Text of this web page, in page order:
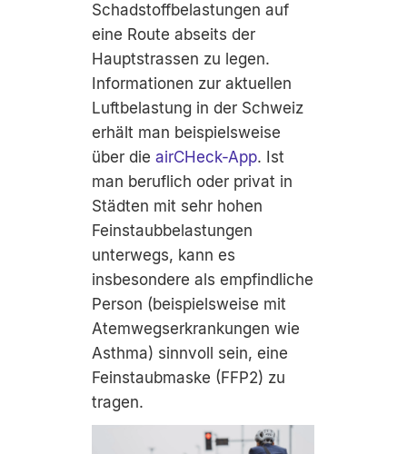
Schadstoffbelastungen auf
eine Route abseits der
Hauptstrassen zu legen.
Informationen zur aktuellen
Luftbelastung in der Schweiz
erhält man beispielsweise
über dieairCHeck-App. Ist
man beruflich oder privat in
Städten mit sehr hohen
Feinstaubbelastungen
unterwegs, kann es
insbesondere als empfindliche
Person (beispielsweise mit
Atemwegserkrankungen wie
Asthma) sinnvoll sein, eine
Feinstaubmaske (FFP2) zu
tragen.